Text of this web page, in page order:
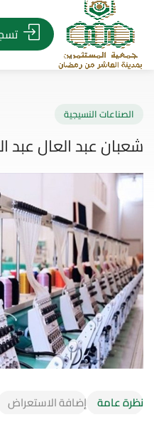
عبد العال عبد
نظرة عامة إضافة الاستعراض